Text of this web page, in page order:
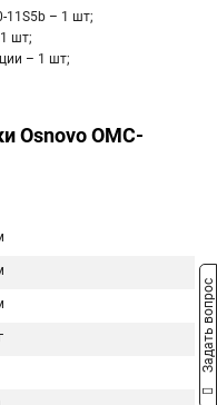
11S5b – 1 шт;
шт;
– 1 шт;
Osnovo OMC-
Задать вопрос